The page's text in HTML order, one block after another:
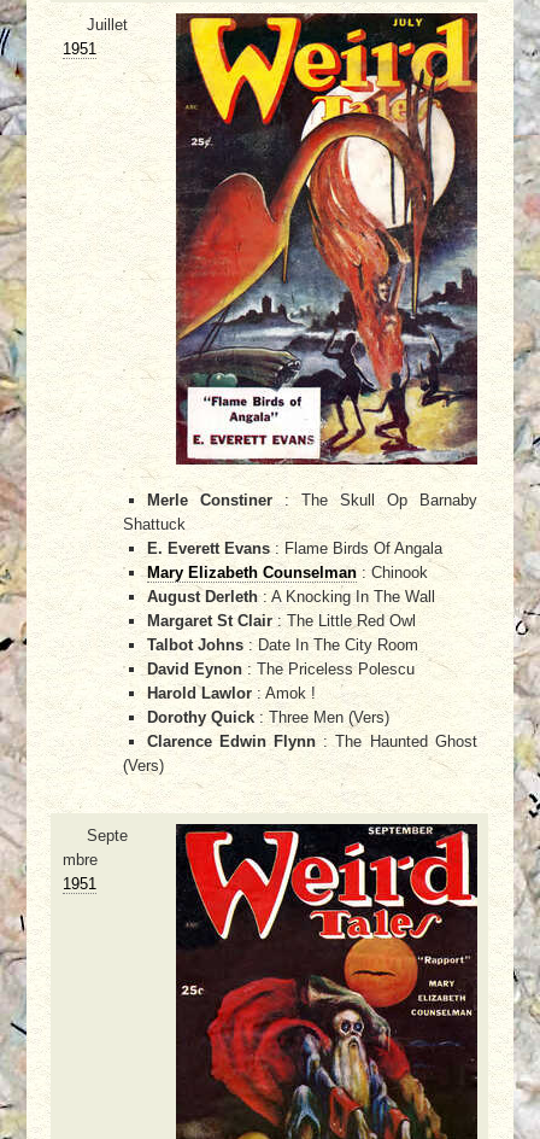
Juillet
1951
Merle Constiner: The Skull Op Barnaby
Shattuck
E. Everett Evans: Flame Birds Of Angala
Mary Elizabeth Counselman : Chinook
August Derleth: A Knocking In The Wall
Margaret St Clair: The Little Red Owl
Talbot Johns: Date In The City Room
David Eynon: The Priceless Polescu
Harold Lawlor: Amok !
Dorothy Quick : Three Men (Vers)
Clarence Edwin Flynn: The Haunted Ghost
(Vers)
Septe
mbre
1951